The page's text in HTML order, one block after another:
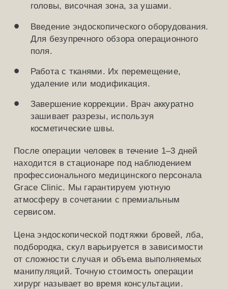
головы, височная зона, за ушами.
Введение эндоскопического оборудования.
Для безупречного обзора операционного
поля.
Работа с тканями. Их перемещение,
удаление или модификация.
Завершение коррекции. Врач аккуратно
зашивает разрезы, используя
косметические швы.
После операции человек в течение 1–3 дней
находится в стационаре под наблюдением
профессионального медицинского персонала
Grace Clinic. Мы гарантируем уютную
атмосферу в сочетании с премиальным
сервисом.
Цена эндоскопической подтяжки бровей, лба,
подбородка, скул варьируется в зависимости
от сложности случая и объема выполняемых
манипуляций. Точную стоимость операции
хирург называет во время консультации.